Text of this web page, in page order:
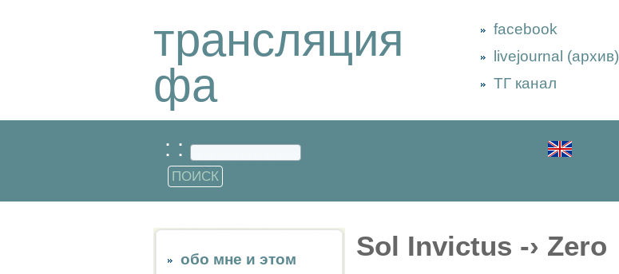
трансляция
фа
facebook
livejournal (архив)
ТГ канал
: :
обо мне и этом
Sol Invictus -› Zero